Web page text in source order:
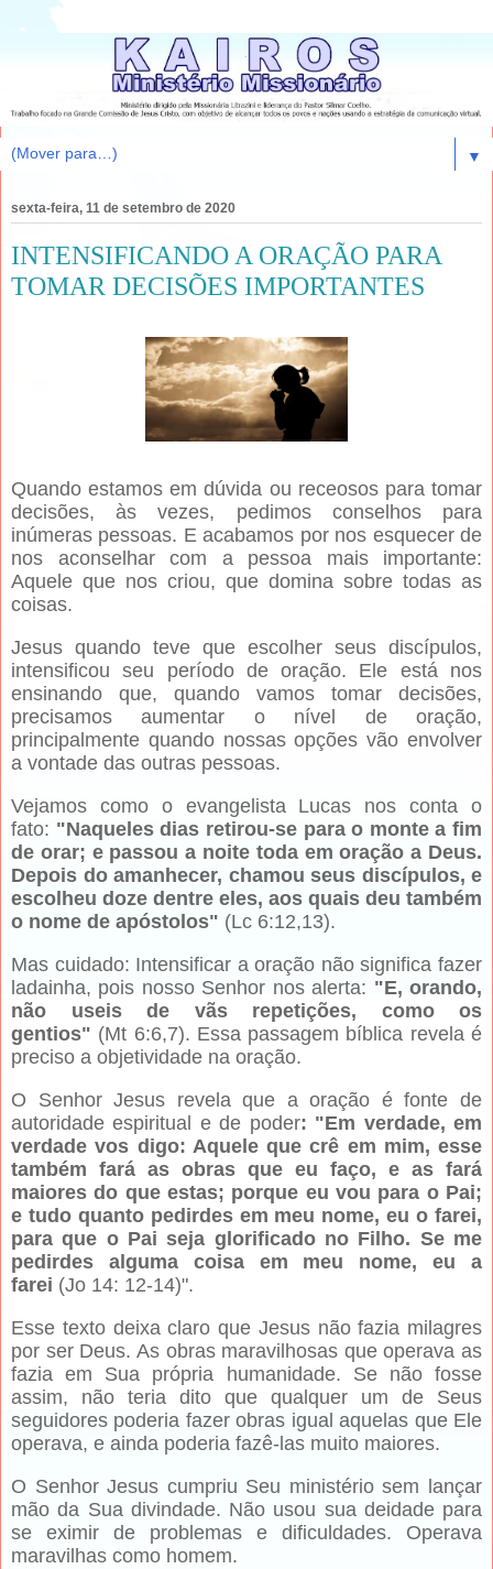
▼
sexta-feira, 11 de setembro de 2020
INTENSIFICANDO A ORAÇÃO PARA
TOMAR DECISÕES IMPORTANTES
Quando estamos em dúvida ou receosos para tomar
decisões, às vezes, pedimos conselhos para
inúmeras pessoas. E acabamos por nos esquecer de
nos aconselhar com a pessoa mais importante:
Aquele que nos criou, que domina sobre todas as
coisas.
Jesus quando teve que escolher seus discípulos,
intensificou seu período de oração. Ele está nos
ensinando que, quando vamos tomar decisões,
precisamos aumentar o nível de oração,
principalmente quando nossas opções vão envolver
a vontade das outras pessoas.
Vejamos como o evangelista Lucas nos conta o
fato: "Naqueles dias retirou-se para o monte a fim
de orar; e passou a noite toda em oração a Deus.
Depois do amanhecer, chamou seus discípulos, e
escolheu doze dentre eles, aos quais deu também
o nome de apóstolos" (Lc 6:12,13).
Mas cuidado: Intensificar a oração não significa fazer
ladainha, pois nosso Senhor nos alerta: "E, orando,
não useis de vãs repetições, como os
gentios" (Mt 6:6,7). Essa passagem bíblica revela é
preciso a objetividade na oração.
O Senhor Jesus revela que a oração é fonte de
autoridade espiritual e de poder: "Em verdade, em
verdade vos digo: Aquele que crê em mim, esse
também fará as obras que eu faço, e as fará
maiores do que estas; porque eu vou para o Pai;
e tudo quanto pedirdes em meu nome, eu o farei,
para que o Pai seja glorificado no Filho. Se me
pedirdes alguma coisa em meu nome, eu a
farei (Jo 14: 12-14)".
Esse texto deixa claro que Jesus não fazia milagres
por ser Deus. As obras maravilhosas que operava as
fazia em Sua própria humanidade. Se não fosse
assim, não teria dito que qualquer um de Seus
seguidores poderia fazer obras igual aquelas que Ele
operava, e ainda poderia fazê-las muito maiores.
O Senhor Jesus cumpriu Seu ministério sem lançar
mão da Sua divindade. Não usou sua deidade para
se eximir de problemas e dificuldades. Operava
maravilhas como homem.